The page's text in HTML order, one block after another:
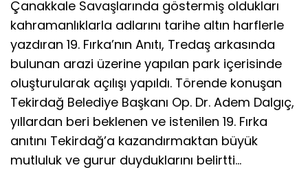
Çanakkale Savaşlarında göstermiş oldukları
kahramanlıklarla adlarını tarihe altın harflerle
yazdıran 19. Fırka’nın Anıtı, Tredaş arkasında
bulunan arazi üzerine yapılan park içerisinde
oluşturularak açılışı yapıldı. Törende konuşan
Tekirdağ Belediye Başkanı Op. Dr. Adem Dalgıç,
yıllardan beri beklenen ve istenilen 19. Fırka
anıtını Tekirdağ’a kazandırmaktan büyük
mutluluk ve gurur duyduklarını belirtti…